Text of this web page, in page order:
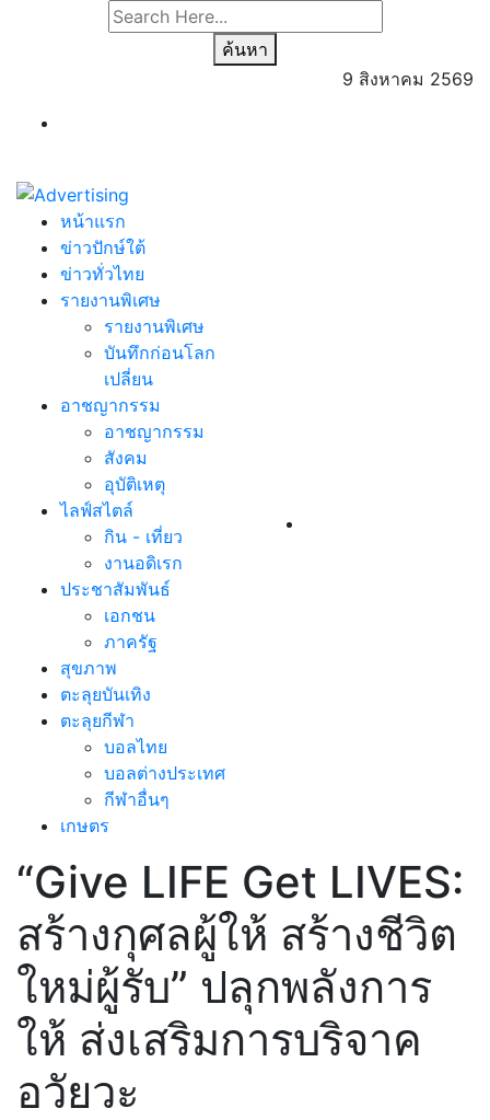
ค้นหา
9 สิงหาคม 2569
หน้าแรก
ข่าวปักษ์ใต้
ข่าวทั่วไทย
รายงานพิเศษ
รายงานพิเศษ
บันทึกก่อนโลก
เปลี่ยน
อาชญากรรม
อาชญากรรม
สังคม
อุบัติเหตุ
ไลฟ์สไตล์
กิน - เที่ยว
งานอดิเรก
ประชาสัมพันธ์
เอกชน
ภาครัฐ
สุขภาพ
ตะลุยบันเทิง
ตะลุยกีฬา
บอลไทย
บอลต่างประเทศ
กีฬาอื่นๆ
เกษตร
“Give LIFE Get LIVES:
สร้างกุศลผู้ให้ สร้างชีวิต
ใหม่ผู้รับ” ปลุกพลังการ
ให้ ส่งเสริมการบริจาค
อวัยวะ